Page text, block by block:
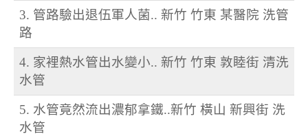
3. 管路驗出退伍軍人菌.. 新竹 竹東 某醫院 洗管
路
4. 家裡熱水管出水變小.. 新竹 竹東 敦睦街 清洗
水管
5. 水管竟然流出濃郁拿鐵..新竹 橫山 新興街 洗
水管